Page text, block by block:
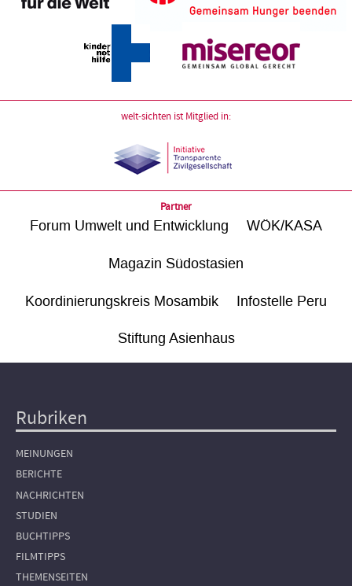
welt-sichten ist Mitglied in:
Partner
Forum Umwelt und Entwicklung WÖK/KASA
Magazin Südostasien
Koordinierungskreis Mosambik Infostelle Peru
Stiftung Asienhaus
Hauptnavigation
Rubriken
MEINUNGEN
BERICHTE
NACHRICHTEN
STUDIEN
BUCHTIPPS
FILMTIPPS
THEMENSEITEN